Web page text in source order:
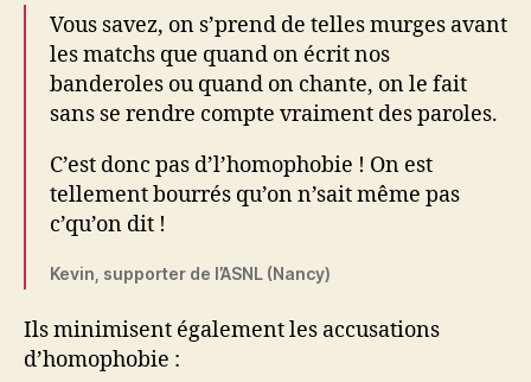
Vous savez, on s’prend de telles murges avant
les matchs que quand on écrit nos
banderoles ou quand on chante, on le fait
sans se rendre compte vraiment des paroles.
C’est donc pas d’l’homophobie ! On est
tellement bourrés qu’on n’sait même pas
c’qu’on dit !
Kevin, supporter de l’ASNL (Nancy)
Ils minimisent également les accusations
d’homophobie :